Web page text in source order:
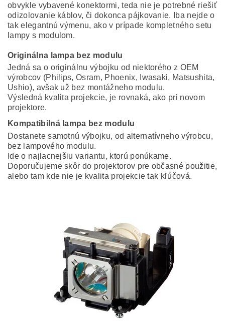
obvykle vybavené konektormi, teda nie je potrebné riešiť
odizolovanie káblov, či dokonca pájkovanie. Iba nejde o
tak elegantnú výmenu, ako v prípade kompletného setu
lampy s modulom.
Originálna lampa bez modulu
Jedná sa o originálnu výbojku od niektorého z OEM
výrobcov (Philips, Osram, Phoenix, Iwasaki, Matsushita,
Ushio), avšak už bez montážneho modulu.
Výsledná kvalita projekcie, je rovnaká, ako pri novom
projektore.
Kompatibilná lampa bez modulu
Dostanete samotnú výbojku, od alternatívneho výrobcu,
bez lampového modulu.
Ide o najlacnejšiu variantu, ktorú ponúkame.
Doporučujeme skôr do projektorov pre občasné použitie,
alebo tam kde nie je kvalita projekcie tak kľúčová.